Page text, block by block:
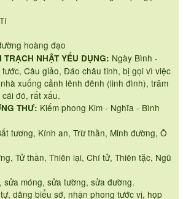
hoàng đạo
NHẬT YẾU DỤNG: Ngày Bình -
Câu giảo, Đáo châu tinh, bị gọi vì việc
xuống cảnh lênh đênh (linh đình), trăm
đó, rất xấu.
THƯ: Kiếm phong Kim - Nghĩa - Bình
tương, Kính an, Trừ thần, Minh đường, Ô
Tử thần, Thiên lại, Chí tử, Thiên tặc, Ngũ
sửa móng, sửa tường, sửa đường.
dâng biểu sớ, nhận phong tước vị, họp